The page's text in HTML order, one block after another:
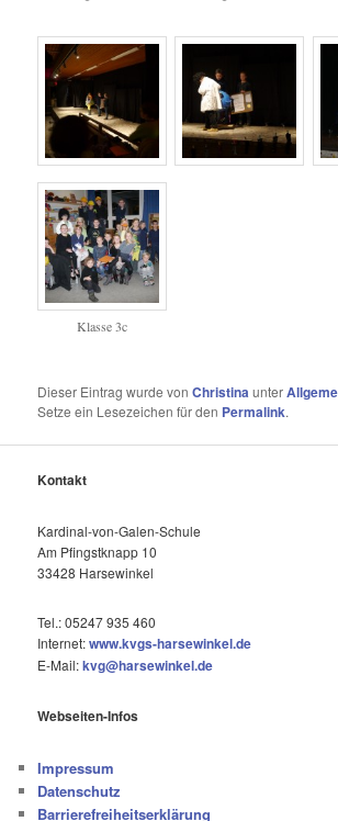
Klasse 3c
Dieser Eintrag wurde vonChristinaunter
Setze ein Lesezeichen für den Permalink.
Kontakt
Kardinal-von-Galen-Schule
Am Pfingstknapp 10
33428 Harsewinkel
Tel.: 05247 935 460
Internet:www.kvgs-harsewinkel.de
E-Mail:kvg@harsewinkel.de
Webseiten-Infos
Impressum
Datenschutz
Barrierefreiheitserklärung